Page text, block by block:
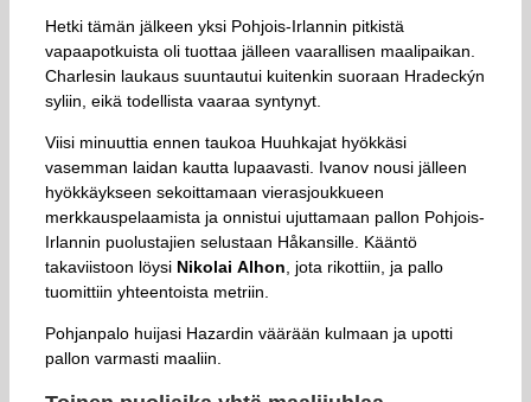
Hetki tämän jälkeen yksi Pohjois-Irlannin pitkistä
vapaapotkuista oli tuottaa jälleen vaarallisen maalipaikan.
Charlesin laukaus suuntautui kuitenkin suoraan Hradeckýn
syliin, eikä todellista vaaraa syntynyt.
Viisi minuuttia ennen taukoa Huuhkajat hyökkäsi
vasemman laidan kautta lupaavasti. Ivanov nousi jälleen
hyökkäykseen sekoittamaan vierasjoukkueen
merkkauspelaamista ja onnistui ujuttamaan pallon Pohjois-
Irlannin puolustajien selustaan Håkansille. Kääntö
takaviistoon löysi Nikolai Alhon , jota rikottiin, ja pallo
tuomittiin yhteentoista metriin.
Pohjanpalo huijasi Hazardin väärään kulmaan ja upotti
pallon varmasti maaliin.